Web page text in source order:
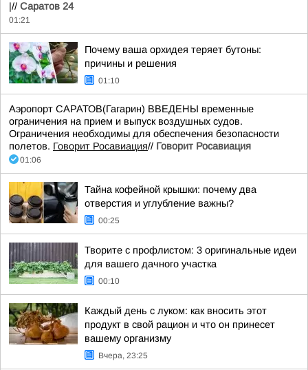
|// Саратов 24
01:21
Почему ваша орхидея теряет бутоны:
причины и решения
01:10
Аэропорт САРАТОВ(Гагарин) ВВЕДЕНЫ временные
ограничения на прием и выпуск воздушных судов.
Ограничения необходимы для обеспечения безопасности
полетов. Говорит Росавиация// Говорит Росавиация
01:06
Тайна кофейной крышки: почему два
отверстия и углубление важны?
00:25
Творите с профлистом: 3 оригинальные идеи
для вашего дачного участка
00:10
Каждый день с луком: как вносить этот
продукт в свой рацион и что он принесет
вашему организму
Вчера, 23:25